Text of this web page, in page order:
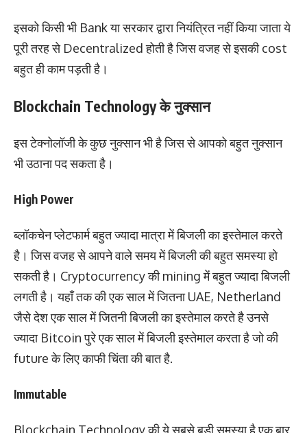
इसको किसी भी Bank या सरकार द्वारा नियंत्रित नहीं किया जाता ये
पूरी तरह से Decentralized होती है जिस वजह से इसकी cost
बहुत ही काम पड़ती है।
Blockchain Technology के नुक्सान
इस टेक्नोलॉजी के कुछ नुक्सान भी है जिस से आपको बहुत नुक्सान
भी उठाना पद सकता है।
High Power
ब्लॉकचेन प्लेटफार्म बहुत ज्यादा मात्रा में बिजली का इस्तेमाल करते
है। जिस वजह से आपने वाले समय में बिजली की बहुत समस्या हो
सकती है। Cryptocurrency की mining में बहुत ज्यादा बिजली
लगती है। यहाँ तक की एक साल में जितना UAE, Netherland
जैसे देश एक साल में जितनी बिजली का इस्तेमाल करते है उनसे
ज्यादा Bitcoin पुरे एक साल में बिजली इस्तेमाल करता है जो की
future के लिए काफी चिंता की बात है.
Immutable
Blockchain Technology की ये सबसे बड़ी समस्या है एक बार